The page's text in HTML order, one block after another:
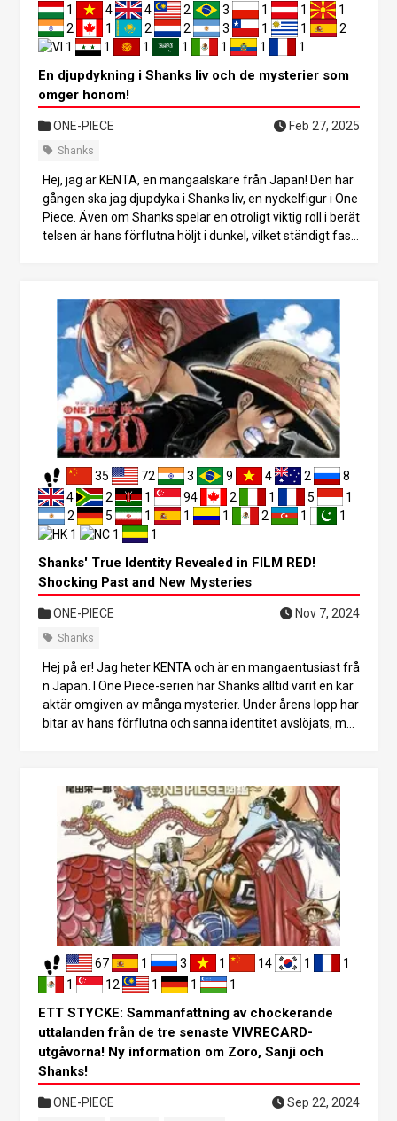
erar familjen Figarland - och i förlängningen Shanks - bla
nd de högst rankade Celestial Dragons. Men detta väcker
en fråga: Varför skulle någon med en så ädel bakgrund v
ödesdigra möte med Roger-piraterna Shanks öde förän
drades för alltid för 38 år sedan under God Valley-inciden
ten:
1
4 4 2 3 1 1
1
2
1 2 2 3 1 1
2
1
1 1 1 1 1 1
En djupdykning i Shanks liv och de mysterier som
omger honom!
ONE-PIECE Feb 27, 2025
Shanks
Hej, jag är KENTA, en mangaälskare från Japan! Den här
gången ska jag djupdyka i Shanks liv, en nyckelfigur i One
Piece. Även om Shanks spelar en otroligt viktig roll i berät
telsen är hans förflutna höljt i dunkel, vilket ständigt fasci
on, allt medan jag följer ett kronologiskt tillvägagångssät
t. 1. Shanks tidiga liv och mysteriet med West Blue Shank
s föddes för 39 år sedan i West Blue. För 38 år sedan, vid
ett års ålder, upptäcktes han av Gol D. Roger och började
sin piratresa efter God Valley-incidenten. En viktig punkt
att notera är att Shanks kommer från West Blue. Även o
m det sägs att han växte upp där, är de exakta detaljerna
om hans ursprung fortfarande ett mysterium. En teori fö
reslår att Shanks kan vara från Figarland-familjen, en fa
milj av Celestial Dragons. Om detta är sant, uppstår fråg
an: varför växte Shanks upp i West Blue, trots att han föd
des i en Celestial Dragon-familj? Varför sökte han, med s
itt arv från Celestial Dragon, frihet som pirat? Kanske ko
35 72 3 9 4 2
8
4
2 1 94 2 1 5
1
2
5 1 1 1 2 1
1
1
1 1
Shanks' True Identity Revealed in FILM RED!
Shocking Past and New Mysteries
ONE-PIECE Nov 7, 2024
Shanks
Hej på er! Jag heter KENTA och är en mangaentusiast frå
n Japan. I One Piece-serien har Shanks alltid varit en kar
aktär omgiven av många mysterier. Under årens lopp har
bitar av hans förflutna och sanna identitet avslöjats, me
n. I det här inlägget ska jag fördjupa mig i de detaljer som
avslöjas i FILM RED för att avslöja Shanks sanna identite
t. 1. Shanks häpnadsväckande ursprung FILM RED avslöj
ar ny information om Shanks förflutna och belyser några
chockerande sanningar som döljs bakom hans ursprung.
En särskilt anmärkningsvärd utveckling är antydan om at
t Shanks kan ha varit inblandad i God Valley-incidenten. D
et har visat sig att Shanks uppfostrades av Gol D. Roger p
å God Valley, vilket tyder på att han är mycket mer än bar
a kaptenen för de rödhåriga piraterna. God Valley-incide
nten var den händelse där Roger Pirates och Rocks Pirat
ett förödande nederlag för Rocks Pirates. Det är oklart h
ur Shanks var inblandad i denna händelse, men det faktu
m att han uppfostrades av Roger tyder starkt på en djup
koppling till Roger-piraterna.
67 1 3 1 14 1
1
1
12 1 1 1
ETT STYCKE: Sammanfattning av chockerande
uttalanden från de tre senaste VIVRECARD-
utgåvorna! Ny information om Zoro, Sanji och
Shanks!
ONE-PIECE Sep 22, 2024